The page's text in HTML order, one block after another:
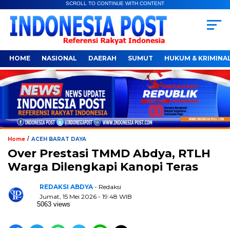
SCROLL TO CONTINUE WITH CONTENT
HOME NASIONAL DAERAH SUMUT HUKUM &
Home / ACEH BARAT DAYA
Over Prestasi TMMD Abdya, RTLH
Warga Dilengkapi Kanopi Teras
REDAKSI ABDYA - Redaksi
Jumat, 15 Mei 2026 - 19:48 WIB
5063 views